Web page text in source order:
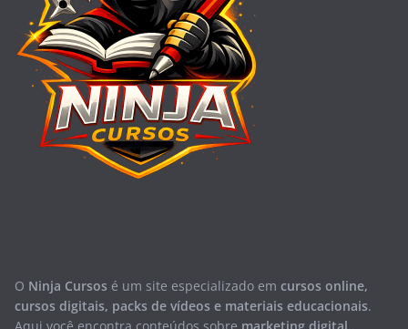
O Ninja Cursos é um site especializado em cursos online,
cursos digitais, packs de vídeos e materiais educacionais.